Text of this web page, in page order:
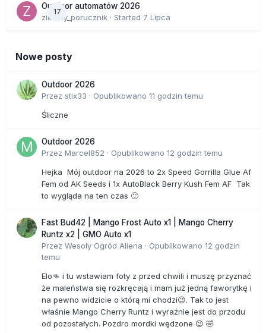
17
Outdoor automatów 2026
zielony_porucznik · Started 7 Lipca
Nowe posty
Outdoor 2026
Przez stix33 · Opublikowano 11 godzin temu
Śliczne
Outdoor 2026
Przez Marcel852 · Opublikowano 12 godzin temu
Hejka Mój outdoor na 2026 to 2x Speed Gorrilla Glue Af
Fem od AK Seeds i 1x AutoBlack Berry Kush Fem AF Tak
to wygląda na ten czas 🙂
Fast Bud42 | Mango Frost Auto x1 | Mango Cherry
Runtz x2 | GMO Auto x1
Przez Wesoły Ogród Aliena · Opublikowano 12 godzin
temu
Elo👊 i tu wstawiam foty z przed chwili i muszę przyznać
że maleństwa się rozkręcają i mam już jedną faworytkę i
na pewno widzicie o którą mi chodzi😉. Tak to jest
właśnie Mango Cherry Runtz i wyraźnie jest do przodu
od pozostałych. Pozdro mordki wędzone 😉 🤣